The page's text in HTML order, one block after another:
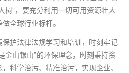
树”，要充分利用一切可用资源壮大
全球行业标杆。
护法律法规学习和培训，时刻牢记
金山银山”的环保理念，时刻秉持资
科学治污、精准治污，实现企业、